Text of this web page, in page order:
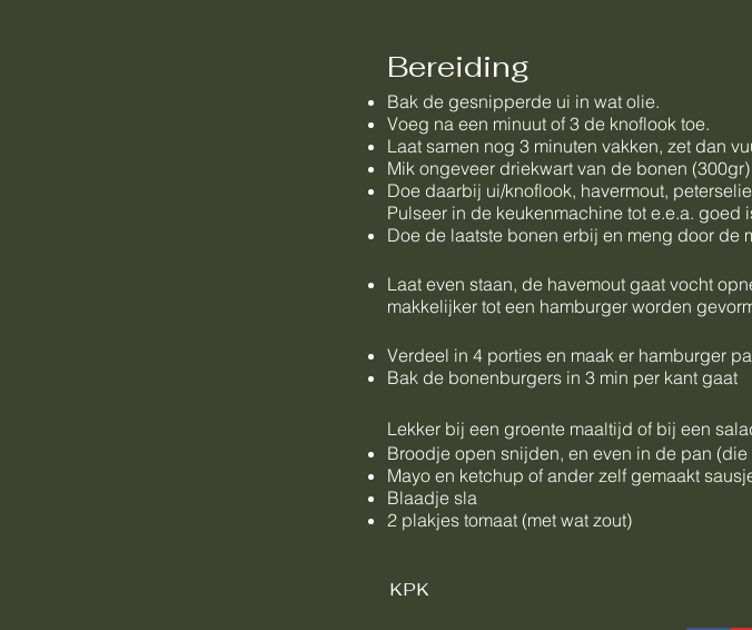
Bereiding
Bak de gesnipperde ui in wat olie.
Voeg na een minuut of 3 de knoflook toe.
Laat samen nog 3 minuten vakken, zet dan
Mik ongeveer driekwart van de bonen
Doe daarbij ui/knoflook, havermout,
Pulseer in de keukenmachine tot e.e.a. goed
Doe de laatste bonen erbij en meng door de
Laat even staan, de havemout gaat vocht
makkelijker tot een hamburger worden
Verdeel in 4 porties en maak er hamburger
Bak de bonenburgers in 3 min per kant gaat
Lekker bij een groente maaltijd of bij een
Broodje open snijden, en even in de pan
Mayo en ketchup of ander zelf gemaakt
Blaadje sla
2 plakjes tomaat (met wat zout)
KPK